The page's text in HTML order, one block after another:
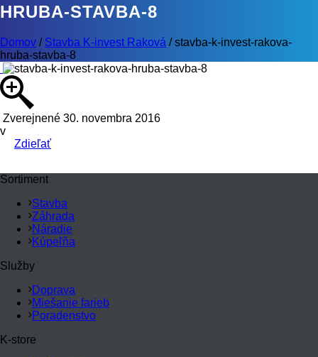
HRUBA-STAVBA-8
Domov / Stavba K-invest Raková /stavba-k-invest-rakova-
hruba-stavba-8
Zverejnené 30. novembra 2016
v
Zdieľať
Sortiment
Stavba
Záhrada
Náradie
Kúpeľňa
Služby
Doprava
Miešanie farieb
Poradenstvo
K-store